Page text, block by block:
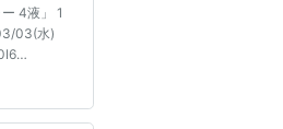
4液」 1
03(水)